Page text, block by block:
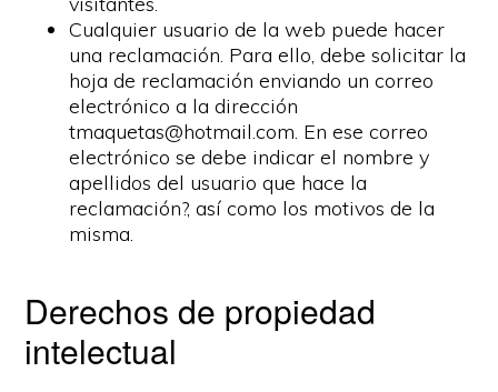
Cualquier usuario de la web puede hacer
una reclamación. Para ello, debe solicitar la
hoja de reclamación enviando un correo
electrónico a la dirección
tmaquetas@hotmail.com. En ese correo
electrónico se debe indicar el nombre y
apellidos del usuario que hace la
reclamación?, así como los motivos de la
misma.
Derechos de propiedad
intelectual